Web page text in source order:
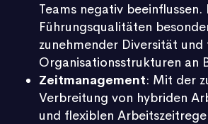
Teams negativ beeinflussen.
Führungsqualitäten
zunehmender Diversität
Organisationsstrukturen an
Zeitmanagement: Mit der
Verbreitung von hybriden
und flexiblen